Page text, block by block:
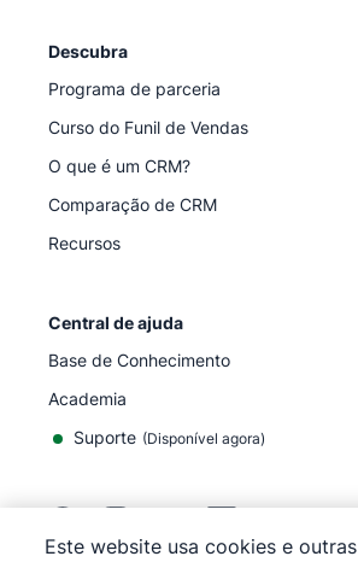
Descubra
Programa de parceria
Curso do Funil de Vendas
O que é um CRM?
Comparação de CRM
Recursos
Central de ajuda
Base de Conhecimento
Academia
Suporte (Disponível agora)
Este website usa cookies e outras